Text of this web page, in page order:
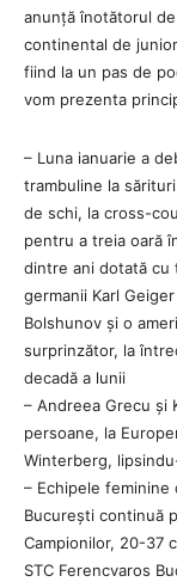
anunță înotătorul
continental de
fiind la un pas de
vom prezenta
– Luna ianuarie a
trambuline la
de schi, la cross-
pentru a treia oară
dintre ani dotată cu
germanii Karl
Bolshunov și o
surprinzător, la
decadă a lunii
– Andreea Grecu și
persoane, la
Winterberg,
– Echipele feminine
București continuă
Campionilor, 20-37
STC Ferencvaros